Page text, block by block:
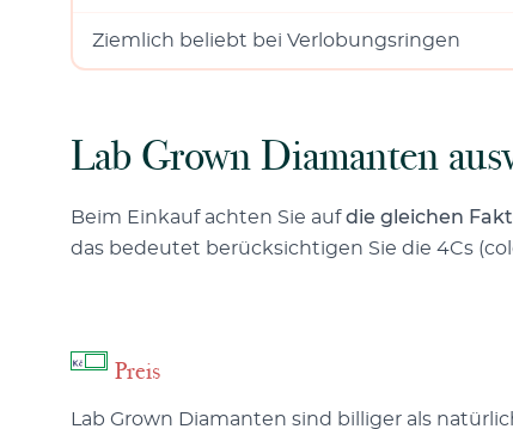
Ziemlich beliebt bei Verlobungsringen
Lab Grown Diamanten
Beim Einkauf achten Sie aufdie gleichen
das bedeutet berücksichtigen Sie die 4Cs
Preis
Lab Grown Diamanten sind billiger als